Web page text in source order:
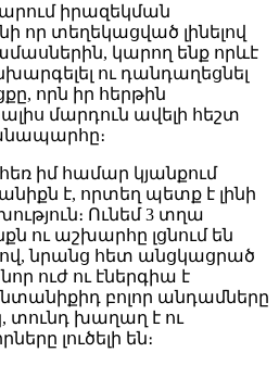
իրազեկման
որ տեղեկացված լինելով
կարող ենք որևէ
ու դանդաղեցնել
որն իր հերթին
մարդուն ավելի հեշտ
իմ համար կյանքում
է, որտեղ պետք է լինի
Ունեմ 3 տղա
ու աշխարհը լցնում են
նրանց հետ անցկացրած
ուժ ու էներգիա է
բոլոր անդամները
տունդ խաղաղ է ու
լուծելի են։